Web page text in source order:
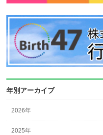
年別アーカイブ
2026年
2025年